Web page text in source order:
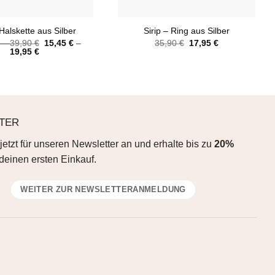
aus Silber
–39,90€ 15,45€ –
19,95 €
Sirip – Ring aus Silber
35,90€ 17,95€
für unseren Newsletter an und erhalte bis zu 20%
ersten Einkauf.
WEITER ZUR NEWSLETTERANMELDUNG